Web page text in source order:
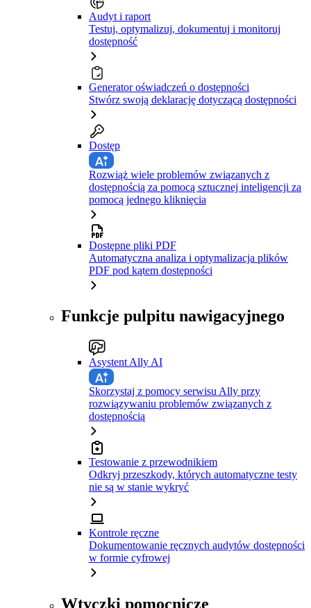
Audyt i raport
Testuj, optymalizuj, dokumentuj i monitoruj
dostępność
Generator oświadczeń o dostępności
Stwórz swoją deklarację dotyczącą dostępności
Dostęp
Rozwiąż wiele problemów związanych z
dostępnością za pomocą sztucznej inteligencji za
pomocą jednego kliknięcia
Dostępne pliki PDF
Automatyczna analiza i optymalizacja plików
PDF pod kątem dostępności
Funkcje pulpitu nawigacyjnego
Asystent Ally AI
Skorzystaj z pomocy serwisu Ally przy
rozwiązywaniu problemów związanych z
dostępnością
Testowanie z przewodnikiem
Odkryj przeszkody, których automatyczne testy
nie są w stanie wykryć
Kontrole ręczne
Dokumentowanie ręcznych audytów dostępności
w formie cyfrowej
Wtyczki pomocnicze